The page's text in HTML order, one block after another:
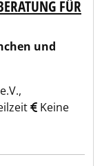
FÜR
und
Keine